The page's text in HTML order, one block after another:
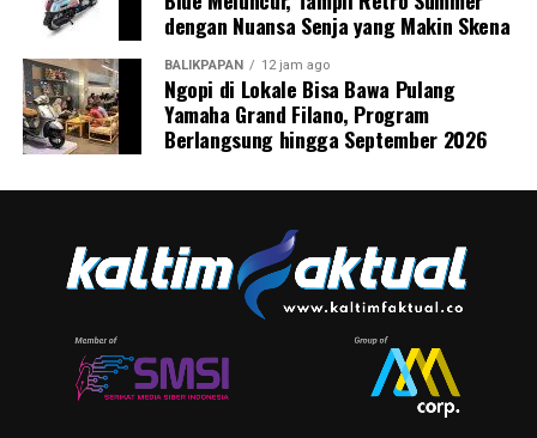
dengan Nuansa Senja yang Makin Skena
BALIKPAPAN 12 jam ago
Ngopi di Lokale Bisa Bawa Pulang
Yamaha Grand Filano, Program
Berlangsung hingga September 2026